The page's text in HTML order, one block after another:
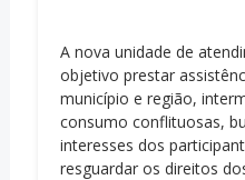
A nova unidade de
objetivo prestar
município e região,
consumo conflituosas,
interesses dos
resguardar os direitos